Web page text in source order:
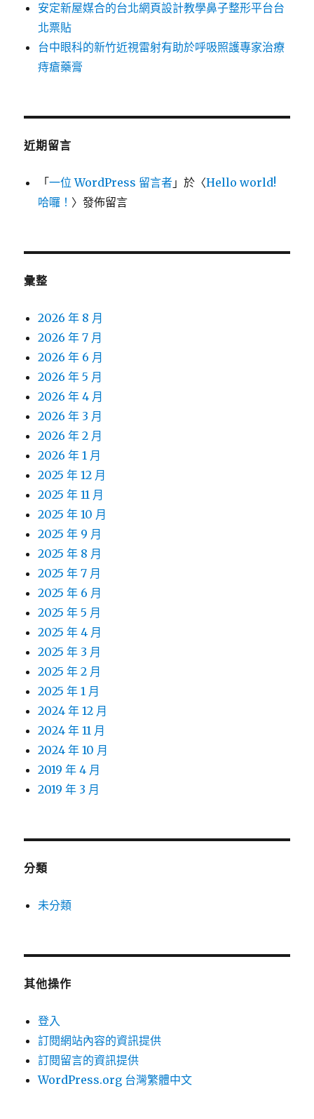
安定新屋媒合的台北網頁設計教學鼻子整形平台台
北票貼
台中眼科的新竹近視雷射有助於呼吸照護專家治療
痔瘡藥膏
近期留言
「一位 WordPress 留言者 」於〈Hello world!
哈囉！ 〉發佈留言
彙整
2026 年 8 月
2026 年 7 月
2026 年 6 月
2026 年 5 月
2026 年 4 月
2026 年 3 月
2026 年 2 月
2026 年 1 月
2025 年 12 月
2025 年 11 月
2025 年 10 月
2025 年 9 月
2025 年 8 月
2025 年 7 月
2025 年 6 月
2025 年 5 月
2025 年 4 月
2025 年 3 月
2025 年 2 月
2025 年 1 月
2024 年 12 月
2024 年 11 月
2024 年 10 月
2019 年 4 月
2019 年 3 月
分類
未分類
其他操作
登入
訂閱網站內容的資訊提供
訂閱留言的資訊提供
WordPress.org 台灣繁體中文